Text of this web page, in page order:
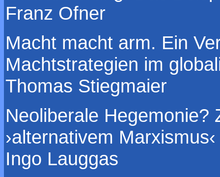
Franz Ofner
Macht macht arm. Ein
Machtstrategien im
Thomas Stiegmaier
Neoliberale Hegemonie?
›alternativem Marxismus‹
Ingo Lauggas